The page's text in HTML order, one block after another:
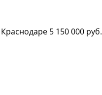
5 150 000 руб.